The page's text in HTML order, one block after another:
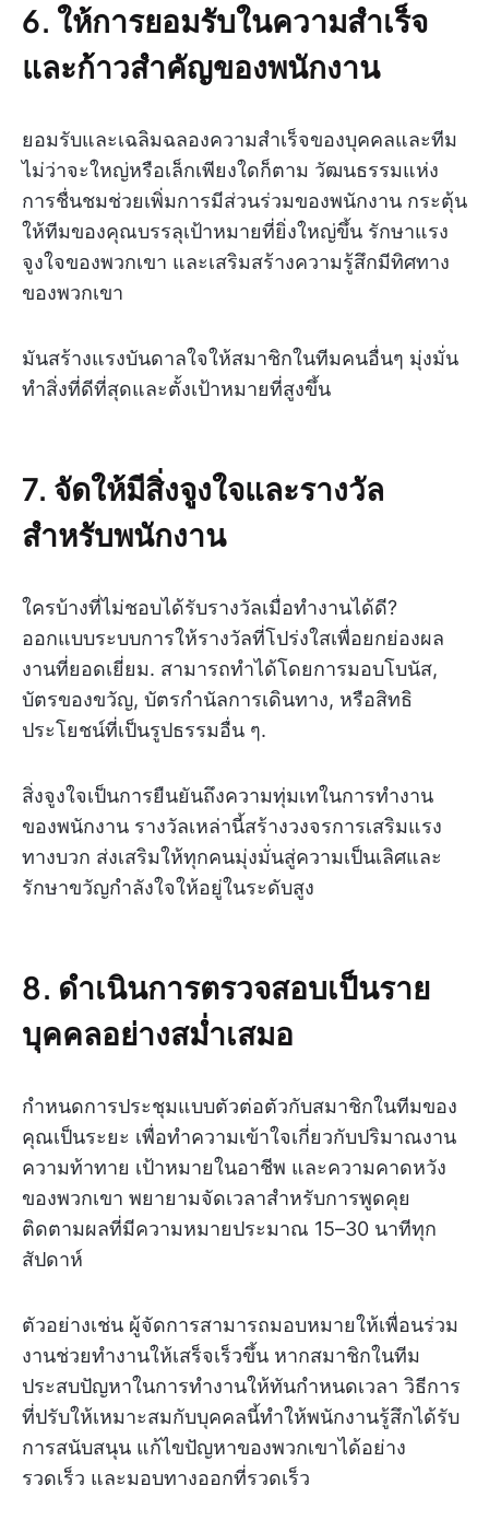
6. ให้การยอมรับในความสำเร็จ
และก้าวสำคัญของพนักงาน
ยอมรับและเฉลิมฉลองความสำเร็จของบุคคลและทีม
ไม่ว่าจะใหญ่หรือเล็กเพียงใดก็ตาม วัฒนธรรมแห่ง
การชื่นชมช่วยเพิ่มการมีส่วนร่วมของพนักงาน กระตุ้น
ให้ทีมของคุณบรรลุเป้าหมายที่ยิ่งใหญ่ขึ้น รักษาแรง
จูงใจของพวกเขา และเสริมสร้างความรู้สึกมีทิศทาง
ของพวกเขา
มันสร้างแรงบันดาลใจให้สมาชิกในทีมคนอื่นๆ มุ่งมั่น
ทำสิ่งที่ดีที่สุดและตั้งเป้าหมายที่สูงขึ้น
7. จัดให้มีสิ่งจูงใจและรางวัล
สำหรับพนักงาน
ใครบ้างที่ไม่ชอบได้รับรางวัลเมื่อทำงานได้ดี?
ออกแบบระบบการให้รางวัลที่โปร่งใสเพื่อยกย่องผล
งานที่ยอดเยี่ยม. สามารถทำได้โดยการมอบโบนัส,
บัตรของขวัญ, บัตรกำนัลการเดินทาง, หรือสิทธิ
ประโยชน์ที่เป็นรูปธรรมอื่น ๆ.
สิ่งจูงใจเป็นการยืนยันถึงความทุ่มเทในการทำงาน
ของพนักงาน รางวัลเหล่านี้สร้างวงจรการเสริมแรง
ทางบวก ส่งเสริมให้ทุกคนมุ่งมั่นสู่ความเป็นเลิศและ
รักษาขวัญกำลังใจให้อยู่ในระดับสูง
8. ดำเนินการตรวจสอบเป็นราย
บุคคลอย่างสม่ำเสมอ
กำหนดการประชุมแบบตัวต่อตัวกับสมาชิกในทีมของ
คุณเป็นระยะ เพื่อทำความเข้าใจเกี่ยวกับปริมาณงาน
ความท้าทาย เป้าหมายในอาชีพ และความคาดหวัง
ของพวกเขา พยายามจัดเวลาสำหรับการพูดคุย
ติดตามผลที่มีความหมายประมาณ 15–30 นาทีทุก
สัปดาห์
ตัวอย่างเช่น ผู้จัดการสามารถมอบหมายให้เพื่อนร่วม
งานช่วยทำงานให้เสร็จเร็วขึ้น หากสมาชิกในทีม
ประสบปัญหาในการทำงานให้ทันกำหนดเวลา วิธีการ
ที่ปรับให้เหมาะสมกับบุคคลนี้ทำให้พนักงานรู้สึกได้รับ
การสนับสนุน แก้ไขปัญหาของพวกเขาได้อย่าง
รวดเร็ว และมอบทางออกที่รวดเร็ว